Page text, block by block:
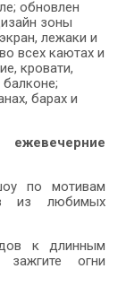
обновлен
зоны
лежаки и
всех каютах и
кровати,
барах и
ежевечерние
по мотивам
из любимых
к длинным
огни